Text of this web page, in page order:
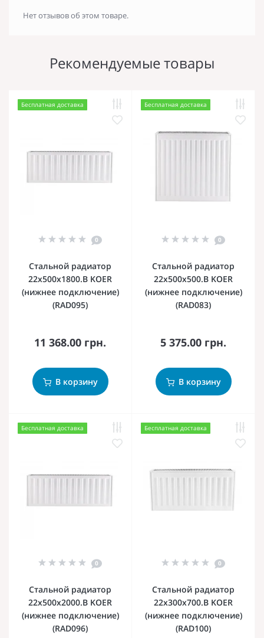
Нет отзывов об этом товаре.
Рекомендуемые товары
Бесплатная доставка
0
Стальной радиатор
22х500х1800.B KOER
(нижнее подключение)
(RAD095)
11 368.00 грн.
В корзину
Бесплатная доставка
0
Стальной радиатор
22х500х500.B KOER
(нижнее подключение)
(RAD083)
5 375.00 грн.
В корзину
Бесплатная доставка
0
Стальной радиатор
22х500х2000.B KOER
(нижнее подключение)
(RAD096)
Бесплатная доставка
0
Стальной радиатор
22х300х700.B KOER
(нижнее подключение)
(RAD100)